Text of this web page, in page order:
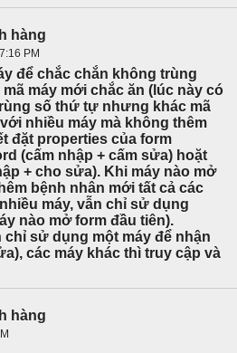
hàng
PM
để chắc chắn không trùng
máy mới chắc ăn (lúc này có
số thứ tự nhưng khác mã
nhiều máy mà không thêm
đặt properties của form
(cấm nhập + cấm sửa) hoặt
+ cho sửa). Khi máy nào mở
bệnh nhân mới tất cả các
máy, vẫn chỉ sử dụng
nào mở form đầu tiên).
sử dụng một máy để nhận
các máy khác thì truy cập và
hàng